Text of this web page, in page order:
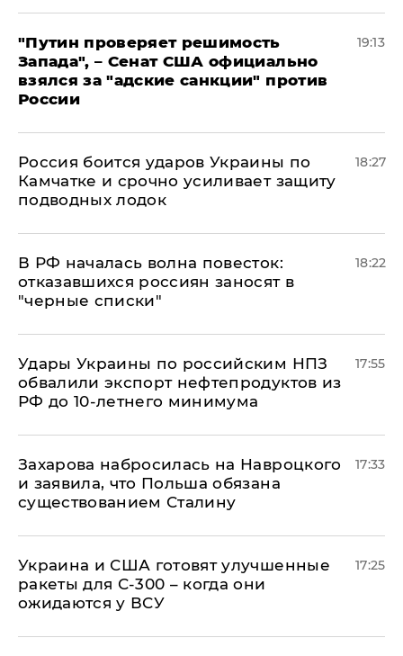
"Путин проверяет решимость
Запада", – Сенат США официально
взялся за "адские санкции" против
России
19:13
Россия боится ударов Украины по
Камчатке и срочно усиливает защиту
подводных лодок
18:27
​В РФ началась волна повесток:
отказавшихся россиян заносят в
"черные списки"
18:22
Удары Украины по российским НПЗ
обвалили экспорт нефтепродуктов из
РФ до 10-летнего минимума
17:55
​Захарова набросилась на Навроцкого
и заявила, что Польша обязана
существованием Сталину
17:33
Украина и США готовят улучшенные
ракеты для С-300 – когда они
ожидаются у ВСУ
17:25